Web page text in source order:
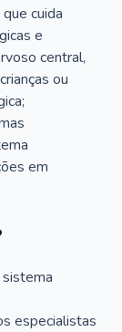
cuida
e
central,
ou
em
especialistas